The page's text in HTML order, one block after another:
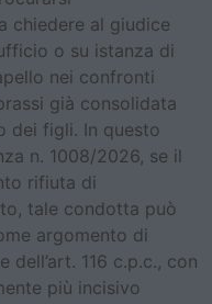
chiedere al giudice
o su istanza di
nei confronti
già consolidata
dei figli. In questo
n. 1008/2026, se il
rifiuta di
tale condotta può
argomento di
dell’art. 116 c.p.c., con
più incisivo